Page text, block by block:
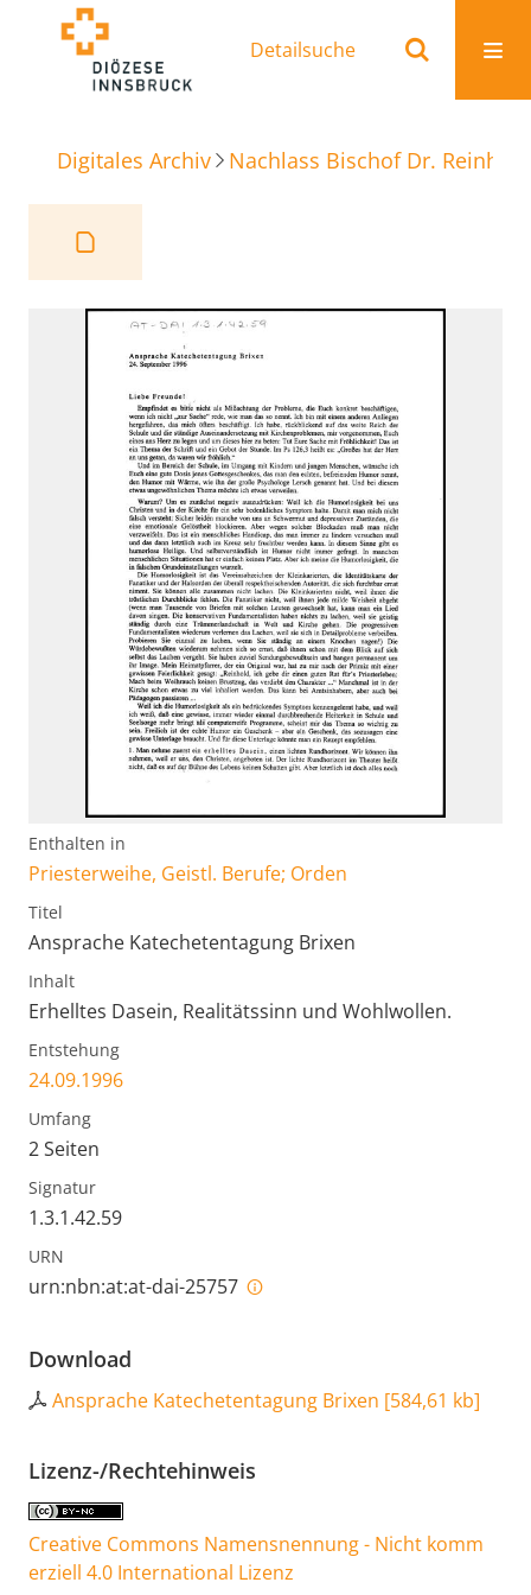
Detailsuche
Digitales Archiv Nachlass Bischof Dr.
Enthalten in
Priesterweihe, Geistl. Berufe; Orden
Titel
Ansprache Katechetentagung Brixen
Inhalt
Erhelltes Dasein, Realitätssinn und Wohlwollen.
Entstehung
24.09.1996
Umfang
2 Seiten
Signatur
1.3.1.42.59
URN
urn:nbn:at:at-dai-25757
Download
Ansprache Katechetentagung Brixen [584,61 kb]
Lizenz-/Rechtehinweis
Creative Commons Namensnennung - Nicht komm
erziell 4.0 International Lizenz